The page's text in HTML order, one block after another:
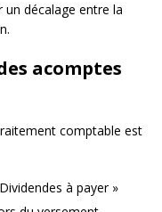
décalage entre la
acomptes
comptable est
à payer »